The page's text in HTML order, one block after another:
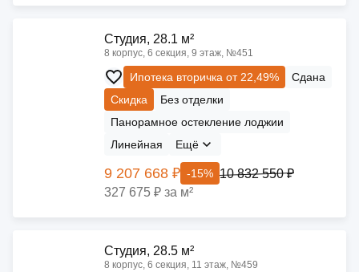
Cтудия, 28.1 м²
8 корпус, 6 секция, 9 этаж, №451
Ипотека вторичка от 22,49%
Сдана
Скидка
Без отделки
Панорамное остекление лоджии
Линейная
Ещё
9 207 668 ₽ -15% 10 832 550 ₽
327 675 ₽ за м²
Cтудия, 28.5 м²
8 корпус, 6 секция, 11 этаж, №459